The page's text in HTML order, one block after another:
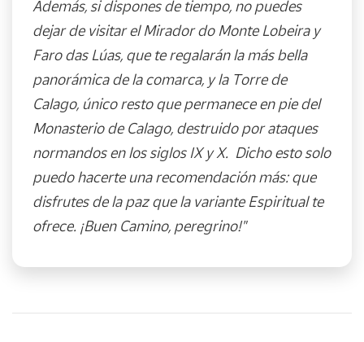
Además, si dispones de tiempo, no puedes
dejar de visitar el Mirador do Monte Lobeira y
Faro das Lúas, que te regalarán la más bella
panorámica de la comarca, y la Torre de
Calago, único resto que permanece en pie del
Monasterio de Calago, destruido por ataques
normandos en los siglos IX y X. Dicho esto solo
puedo hacerte una recomendación más: que
disfrutes de la paz que la variante Espiritual te
ofrece. ¡Buen Camino, peregrino!"